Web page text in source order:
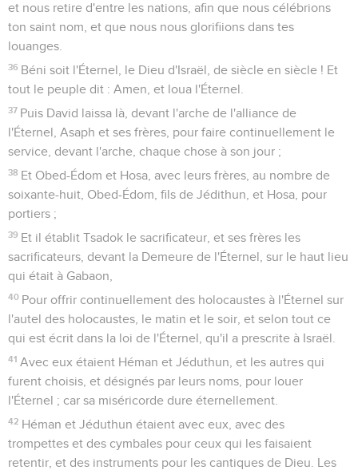
et nous retire d'entre les nations, afin que nous célébrions
ton saint nom, et que nous nous glorifiions dans tes
louanges.
36 Béni soit l'Éternel, le Dieu d'Israël, de siècle en siècle ! Et
tout le peuple dit : Amen, et loua l'Éternel.
37 Puis David laissa là, devant l'arche de l'alliance de
l'Éternel, Asaph et ses frères, pour faire continuellement le
service, devant l'arche, chaque chose à son jour ;
38 Et Obed-Édom et Hosa, avec leurs frères, au nombre de
soixante-huit, Obed-Édom, fils de Jédithun, et Hosa, pour
portiers ;
39 Et il établit Tsadok le sacrificateur, et ses frères les
sacrificateurs, devant la Demeure de l'Éternel, sur le haut lieu
qui était à Gabaon,
40 Pour offrir continuellement des holocaustes à l'Éternel sur
l'autel des holocaustes, le matin et le soir, et selon tout ce
qui est écrit dans la loi de l'Éternel, qu'il a prescrite à Israël.
41 Avec eux étaient Héman et Jéduthun, et les autres qui
furent choisis, et désignés par leurs noms, pour louer
l'Éternel ; car sa miséricorde dure éternellement.
42 Héman et Jéduthun étaient avec eux, avec des
trompettes et des cymbales pour ceux qui les faisaient
retentir, et des instruments pour les cantiques de Dieu. Les